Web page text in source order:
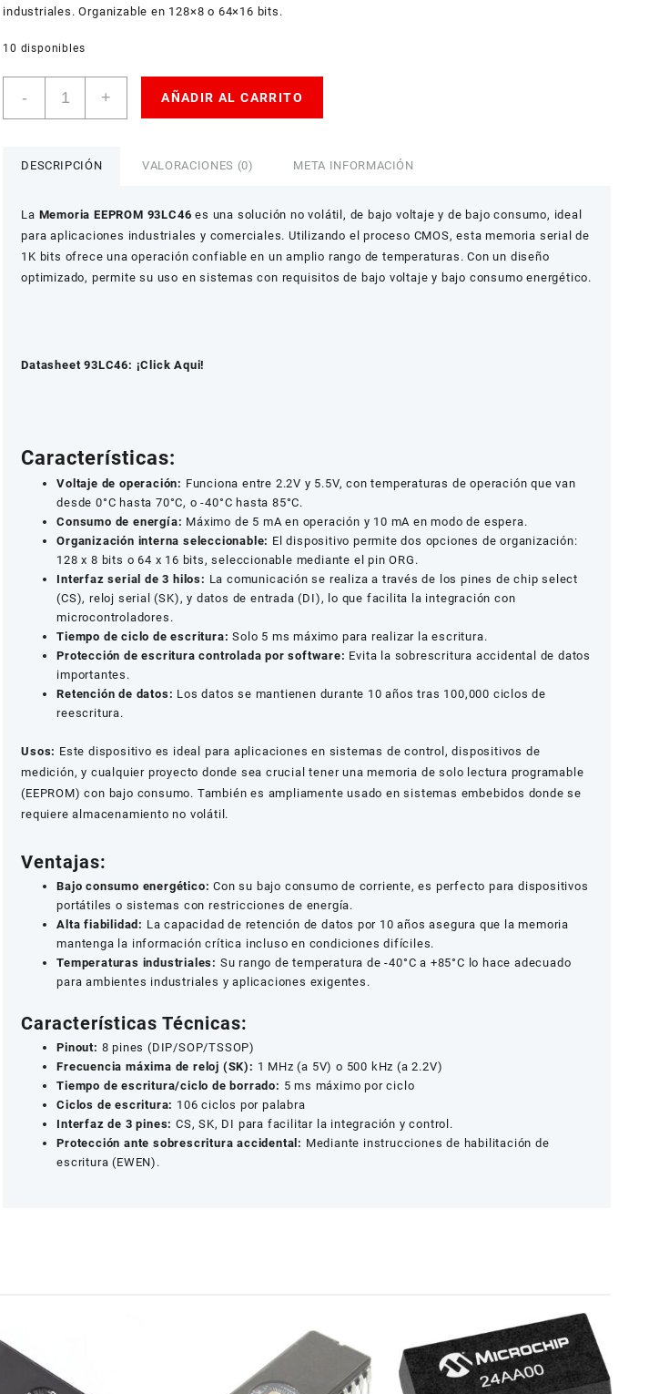
industriales. Organizable en 128×8 o 64×16 bits.
10 disponibles
-
EEPROM
+ AÑADIR AL CARRITO
DESCRIPCIÓN VALORACIONES (0) META INFORMACIÓN
La Memoria EEPROM 93LC46 es una solución no volátil, de bajo voltaje y de bajo consumo, ideal
para aplicaciones industriales y comerciales. Utilizando el proceso CMOS, esta memoria serial de
1K bits ofrece una operación confiable en un amplio rango de temperaturas. Con un diseño
optimizado, permite su uso en sistemas con requisitos de bajo voltaje y bajo consumo energético.
Datasheet 93LC46: ¡Click Aqui!
Características:
Voltaje de operación: Funciona entre 2.2V y 5.5V, con temperaturas de operación que van
desde 0°C hasta 70°C, o -40°C hasta 85°C.
Consumo de energía: Máximo de 5 mA en operación y 10 mA en modo de espera.
Organización interna seleccionable: El dispositivo permite dos opciones de organización:
128 x 8 bits o 64 x 16 bits, seleccionable mediante el pin ORG.
Interfaz serial de 3 hilos: La comunicación se realiza a través de los pines de chip select
(CS), reloj serial (SK), y datos de entrada (DI), lo que facilita la integración con
microcontroladores.
Tiempo de ciclo de escritura: Solo 5 ms máximo para realizar la escritura.
Protección de escritura controlada por software: Evita la sobrescritura accidental de datos
importantes.
Retención de datos: Los datos se mantienen durante 10 años tras 100,000 ciclos de
reescritura.
Usos: Este dispositivo es ideal para aplicaciones en sistemas de control, dispositivos de
medición, y cualquier proyecto donde sea crucial tener una memoria de solo lectura programable
(EEPROM) con bajo consumo. También es ampliamente usado en sistemas embebidos donde se
requiere almacenamiento no volátil.
Ventajas:
Bajo consumo energético: Con su bajo consumo de corriente, es perfecto para dispositivos
portátiles o sistemas con restricciones de energía.
Alta fiabilidad: La capacidad de retención de datos por 10 años asegura que la memoria
mantenga la información crítica incluso en condiciones difíciles.
Temperaturas industriales: Su rango de temperatura de -40°C a +85°C lo hace adecuado
para ambientes industriales y aplicaciones exigentes.
Características Técnicas:
Pinout: 8 pines (DIP/SOP/TSSOP)
Frecuencia máxima de reloj (SK): 1 MHz (a 5V) o 500 kHz (a 2.2V)
Tiempo de escritura/ciclo de borrado: 5 ms máximo por ciclo
Ciclos de escritura: 106 ciclos por palabra
Interfaz de 3 pines: CS, SK, DI para facilitar la integración y control.
Protección ante sobrescritura accidental: Mediante instrucciones de habilitación de
escritura (EWEN).